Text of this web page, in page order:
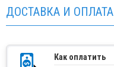
ДОСТАВКА И ОПЛАТА
Как оплатить